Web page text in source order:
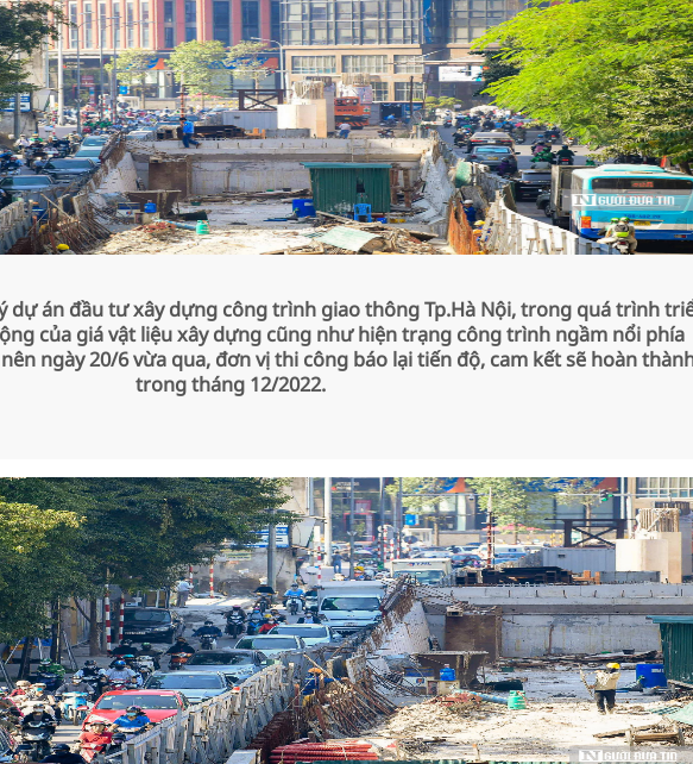
dự án đầu tư xây dựng công trình giao thông Tp.Hà Nội, trong quá trình
của giá vật liệu xây dựng cũng như hiện trạng công trình ngầm nổi phía
ngày 20/6 vừa qua, đơn vị thi công báo lại tiến độ, cam kết sẽ hoàn
trong tháng 12/2022.